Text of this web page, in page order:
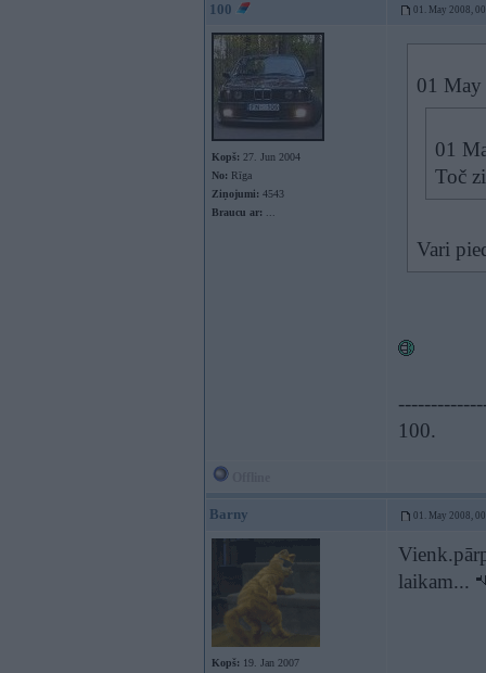
100 01. May 2008,
Kopš: 27. Jun 2004
No: Rīga
Ziņojumi: 4543
Braucu ar:
01
01
Toč
Vari
100.
Barny 01. May 2008,
Kopš: 19. Jan 2007
laikam...